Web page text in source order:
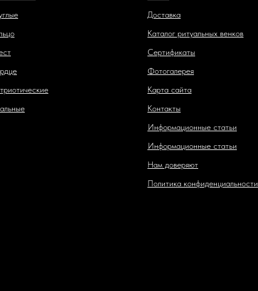
Доставка
Каталог ритуальных венков
Сертификаты
Фотогалерея
Карта сайта
Контакты
Информационные статьи
Информационные статьи
Нам доверяют
Политика конфиденциальности